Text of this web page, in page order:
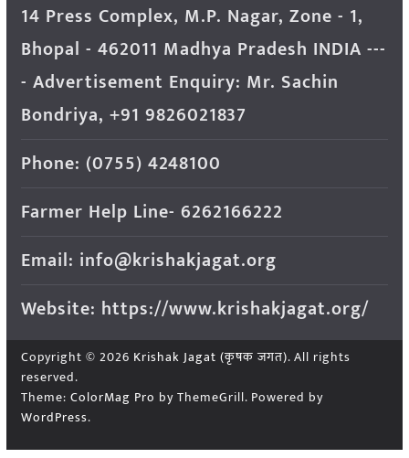
14 Press Complex, M.P. Nagar, Zone - 1,
Bhopal - 462011 Madhya Pradesh INDIA ---
- Advertisement Enquiry: Mr. Sachin
Bondriya, +91 9826021837
Phone: (0755) 4248100
Farmer Help Line- 6262166222
Email: info@krishakjagat.org
Website: https://www.krishakjagat.org/
Copyright © 2026 Krishak Jagat (कृषक जगत). All rights
reserved.
Theme: ColorMag Pro by ThemeGrill. Powered by
WordPress.